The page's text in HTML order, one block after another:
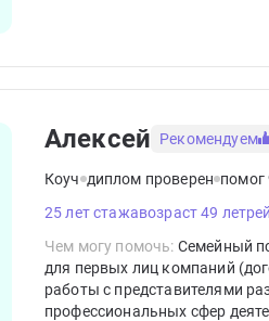
Алексей Рекомендуем
Коуч диплом проверен помог
25 лет стажавозраст 49 лет
Чем могу помочь: Семейный
для первых лиц компаний
работы с представителями
профессиональных сфер